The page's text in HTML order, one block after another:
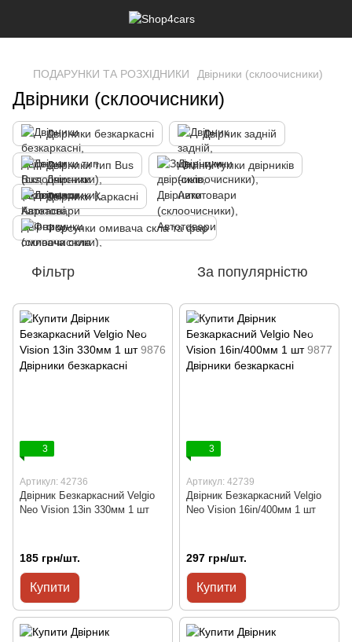
ПОДАРУНКИ ТА РОЗХІДНИКИ Двірники (склоочисники)
Двірники (склоочисники)
Двірники безкаркасні Двірник задній
Двірники тип Bus Змінні гумки двірників
Двірники Каркасні
Форсунки омивача скла та фар
Фільтр За популярністю
3
Артикул: 42736
Двірник Безкаркасний Velgio
Neo Vision 13in 330мм 1 шт
185 грн/шт.
Купити
3
Артикул: 42739
Двірник Безкаркасний Velgio
Neo Vision 16in/400мм 1 шт
297 грн/шт.
Купити